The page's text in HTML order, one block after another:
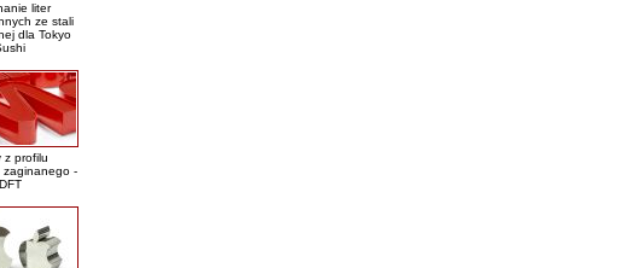
liter
ze stali
dla Tokyo
z profilu
zaginanego -
DFT